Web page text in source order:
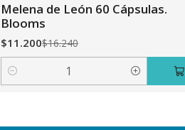
Melena de León 60 Cápsulas.
Blooms
$11.200$16.240
Cantidad